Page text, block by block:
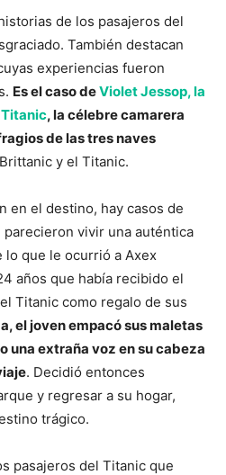
de los pasajeros del
También destacan
experiencias fueron
Es el caso deViolet Jessop, la
, la célebre camarera
de las tres naves
y el Titanic.
en el destino, hay casos de
vivir una auténtica
lo que le ocurrió a Axex
años que había recibido el
Titanic como regalo de sus
el joven empacó sus maletas
una extraña voz en su cabeza
. Decidió entonces
y regresar a su hogar,
trágico.
pasajeros del Titanic que